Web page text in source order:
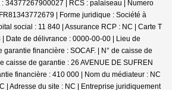
: 34377267900027 | RCS : palaiseau | Numero
| Forme juridique : Société à
social : 11 840 | Assurance RCP : NC | Carte T
Date de délivrance : 0000-00-00 | Lieu de
financière : SOCAF. | N° de caisse de
caisse de garantie : 26 AVENUE DE SUFREN
financière : 410 000 | Nom du médiateur : NC
| Adresse du site : NC | Entreprise juridiquement